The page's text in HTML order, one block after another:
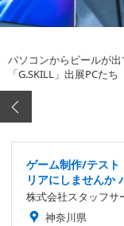
パソコンからビールが
「G.SKILL」出展PCたち
ゲーム制作/テスト
リアにしませんか
株式会社スタッフサ
神奈川県